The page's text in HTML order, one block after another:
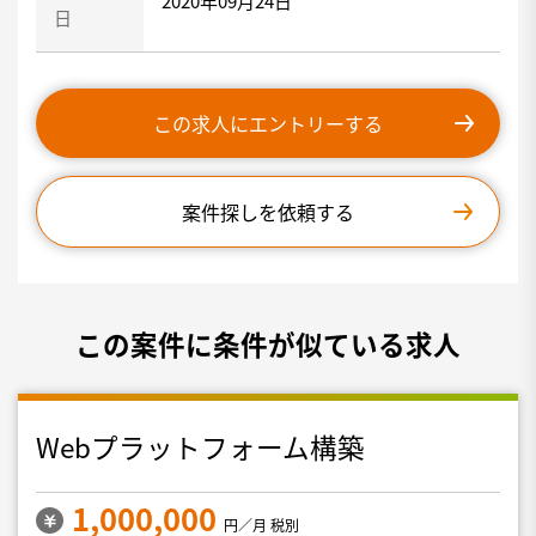
日
この求人にエントリーする
案件探しを依頼する
この案件に条件が似ている求人
Webプラットフォーム構築
1,000,000 円／月 税別